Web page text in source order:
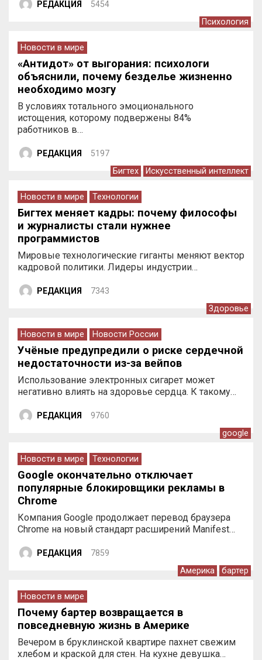
РЕДАКЦИЯ 5454
Психология
Новости в мире
«Антидот» от выгорания: психологи
объяснили, почему безделье жизненно
необходимо мозгу
В условиях тотального эмоционального
истощения, которому подвержены 84%
работников в…
РЕДАКЦИЯ 5197
Бигтех Искусственный интеллект
Новости в мире Технологии
Бигтех меняет кадры: почему философы
и журналисты стали нужнее
программистов
Мировые технологические гиганты меняют вектор
кадровой политики. Лидеры индустрии…
РЕДАКЦИЯ 7343
Здоровье
Новости в мире Новости России
Учёные предупредили о риске сердечной
недостаточности из-за вейпов
Использование электронных сигарет может
негативно влиять на здоровье сердца. К такому…
РЕДАКЦИЯ 9760
google
Новости в мире Технологии
Google окончательно отключает
популярные блокировщики рекламы в
Chrome
Компания Google продолжает перевод браузера
Chrome на новый стандарт расширений Manifest…
РЕДАКЦИЯ 7859
Америка бартер
Новости в мире
Почему бартер возвращается в
повседневную жизнь в Америке
Вечером в бруклинской квартире пахнет свежим
хлебом и краской для стен. На кухне девушка…